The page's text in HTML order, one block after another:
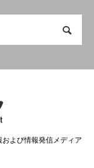
よび情報発信メディア